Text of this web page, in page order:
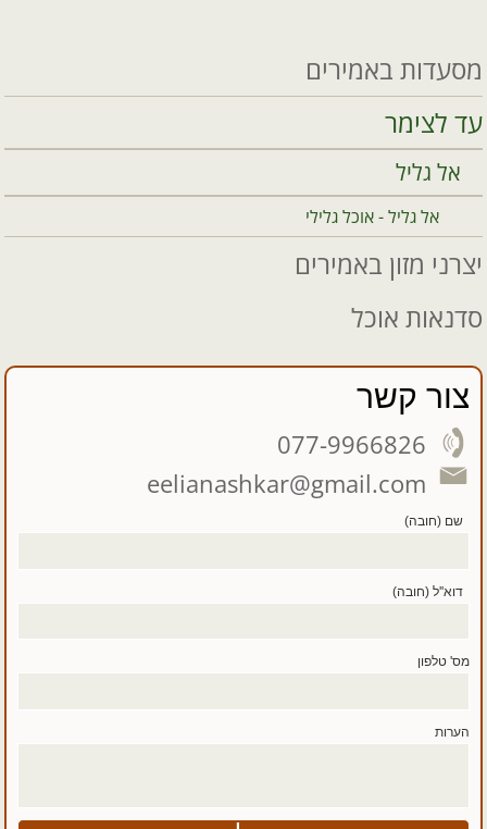
מסעדות באמירים
עד לצימר
אל גליל
אל גליל - אוכל גלילי
יצרני מזון באמירים
סדנאות אוכל
צור קשר
077-9966826
eelianashkar@gmail.com
שם (חובה)
דוא''ל (חובה)
מס' טלפון
הערות